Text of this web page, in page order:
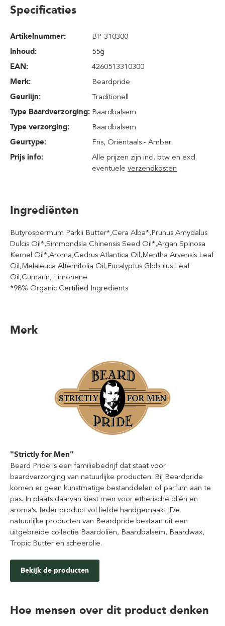
Specificaties
Artikelnummer:
BP-310300
Inhoud:
55g
EAN:
4260513310300
Merk:
Beardpride
Geurlijn:
Traditionell
Type Baardverzorging: Baardbalsem
Type verzorging:
Baardbalsem
Geurtype:
Fris, Oriëntaals - Amber
Prijs info:
Alle prijzen zijn incl. btw en excl.
eventueleverzendkosten
Ingrediënten
Butyrospermum Parkii Butter*,Cera Alba*,Prunus Amydalus
Dulcis Oil*,Simmondsia Chinensis Seed Oil*,Argan Spinosa
Kernel Oil*,Aroma,Cedrus Atlantica Oil,Mentha Arvensis Leaf
Oil,Melaleuca Alternifolia Oil,Eucalyptus Globulus Leaf
Oil,Cumarin, Limonene
*98% Organic Certified Ingredients
Merk
"Strictly for Men"
Beard Pride is een familiebedrijf dat staat voor
baardverzorging van natuurlijke producten. Bij Beardpride
komen er geen kunstmatige bestanddelen of parfum aan te
pas. In plaats daarvan kiest men voor etherische oliën en
aroma’s. Ieder product vol liefde handgemaakt. De
natuurlijke producten van Beardpride bestaan uit een
uitgebreide collectie Baardoliën, Baardbalsem, Baardwax,
Tropic Butter en scheerolie.
Bekijk de producten
Hoe mensen over dit product denken